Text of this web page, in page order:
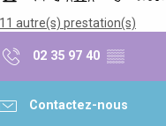
autre(s) prestation(s)
02 35 97 40 ▒▒
Contactez-nous